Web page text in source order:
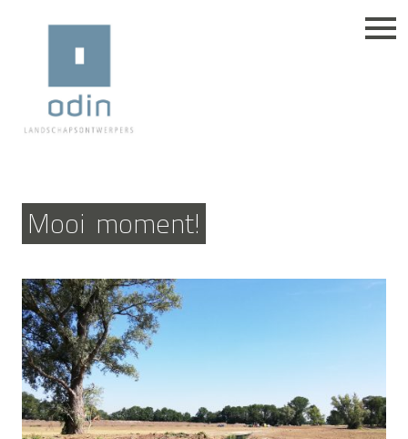
Mooi moment!